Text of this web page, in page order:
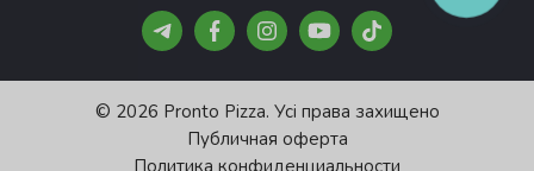
© 2026 Pronto Pizza. Усі права захищено
Публичная оферта